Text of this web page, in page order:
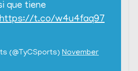
que tiene
https://t.co/w4u4faq97
(@TyCSports) November